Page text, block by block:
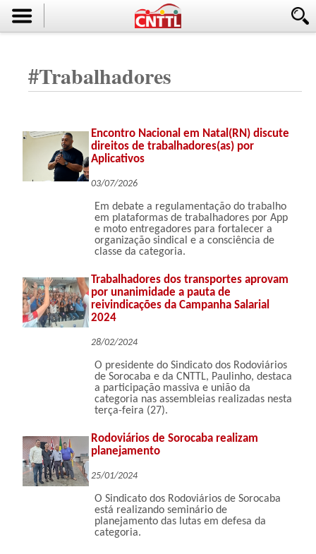
#Trabalhadores
Encontro Nacional em Natal(RN) discute
direitos de trabalhadores(as) por
Aplicativos
03/07/2026
Em debate a regulamentação do trabalho
em plataformas de trabalhadores por App
e moto entregadores para fortalecer a
organização sindical e a consciência de
classe da categoria.
Trabalhadores dos transportes aprovam
por unanimidade a pauta de
reivindicações da Campanha Salarial
2024
28/02/2024
O presidente do Sindicato dos Rodoviários
de Sorocaba e da CNTTL, Paulinho, destaca
a participação massiva e união da
categoria nas assembleias realizadas nesta
terça-feira (27).
Rodoviários de Sorocaba realizam
planejamento
25/01/2024
O Sindicato dos Rodoviários de Sorocaba
está realizando seminário de
planejamento das lutas em defesa da
categoria.